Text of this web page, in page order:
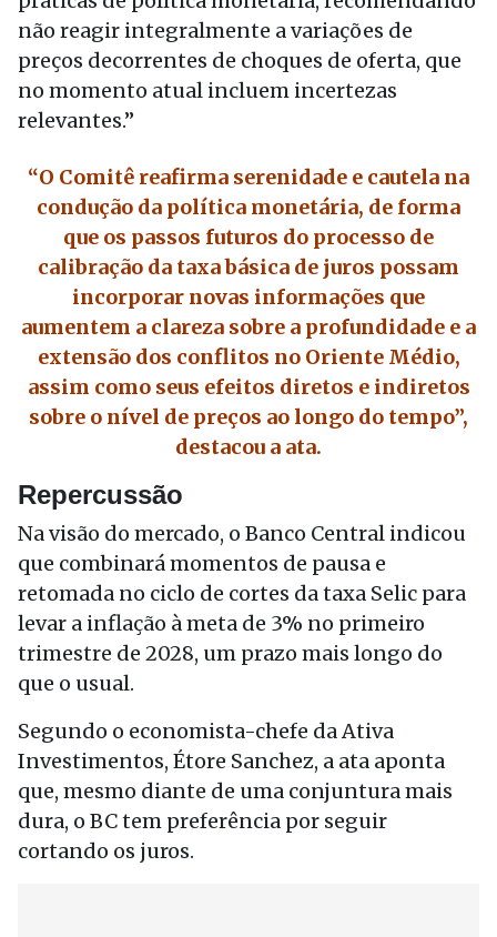
não reagir integralmente a variações de
preços decorrentes de choques de oferta, que
no momento atual incluem incertezas
relevantes.”
“O Comitê reafirma serenidade e cautela na
condução da política monetária, de forma
que os passos futuros do processo de
calibração da taxa básica de juros possam
incorporar novas informações que
aumentem a clareza sobre a profundidade e a
extensão dos conflitos no Oriente Médio,
assim como seus efeitos diretos e indiretos
sobre o nível de preços ao longo do tempo”,
destacou a ata.
Repercussão
Na visão do mercado, o Banco Central indicou
que combinará momentos de pausa e
retomada no ciclo de cortes da taxa Selic para
levar a inflação à meta de 3% no primeiro
trimestre de 2028, um prazo mais longo do
que o usual.
Segundo o economista-chefe da Ativa
Investimentos, Étore Sanchez, a ata aponta
que, mesmo diante de uma conjuntura mais
dura, o BC tem preferência por seguir
cortando os juros.